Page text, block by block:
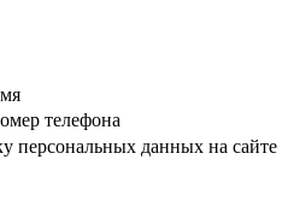
телефона
персональных данных на сайте